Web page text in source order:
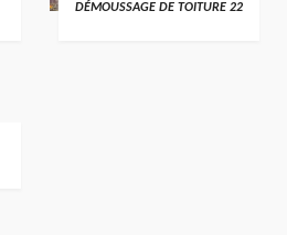
DÉMOUSSAGE DE TOITURE 22